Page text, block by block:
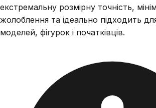
екстремальну розмірну точність,
жолоблення та ідеально підходить
моделей, фігурок і початківців.